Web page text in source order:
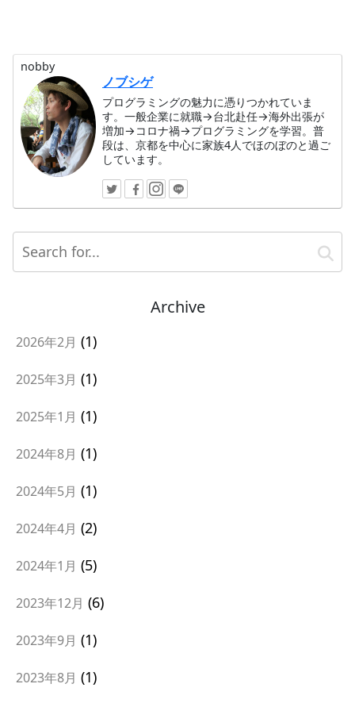
nobby
ノブシゲ
プログラミングの魅力に憑りつかれていま
す。一般企業に就職→台北赴任→海外出張が
増加→コロナ禍→プログラミングを学習。普
段は、京都を中心に家族4人でほのぼのと過ご
しています。
Archive
2026年2月 1
2025年3月 1
2025年1月 1
2024年8月 1
2024年5月 1
2024年4月 2
2024年1月 5
2023年12月 6
2023年9月 1
2023年8月 1